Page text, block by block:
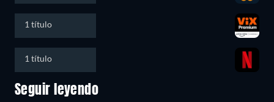
1 título
1 título
Seguir leyendo